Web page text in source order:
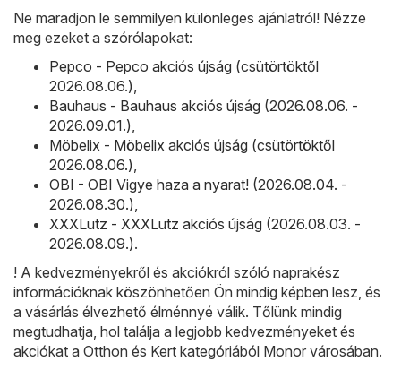
Ne maradjon le semmilyen különleges ajánlatról! Nézze
meg ezeket a szórólapokat:
Pepco - Pepco akciós újság (csütörtöktől
2026.08.06.),
Bauhaus - Bauhaus akciós újság (2026.08.06. -
2026.09.01.),
Möbelix - Möbelix akciós újság (csütörtöktől
2026.08.06.),
OBI - OBI Vigye haza a nyarat! (2026.08.04. -
2026.08.30.),
XXXLutz - XXXLutz akciós újság (2026.08.03. -
2026.08.09.).
! A kedvezményekről és akciókról szóló naprakész
információknak köszönhetően Ön mindig képben lesz, és
a vásárlás élvezhető élménnyé válik. Tőlünk mindig
megtudhatja, hol találja a legjobb kedvezményeket és
akciókat a Otthon és Kert kategóriából Monor városában.